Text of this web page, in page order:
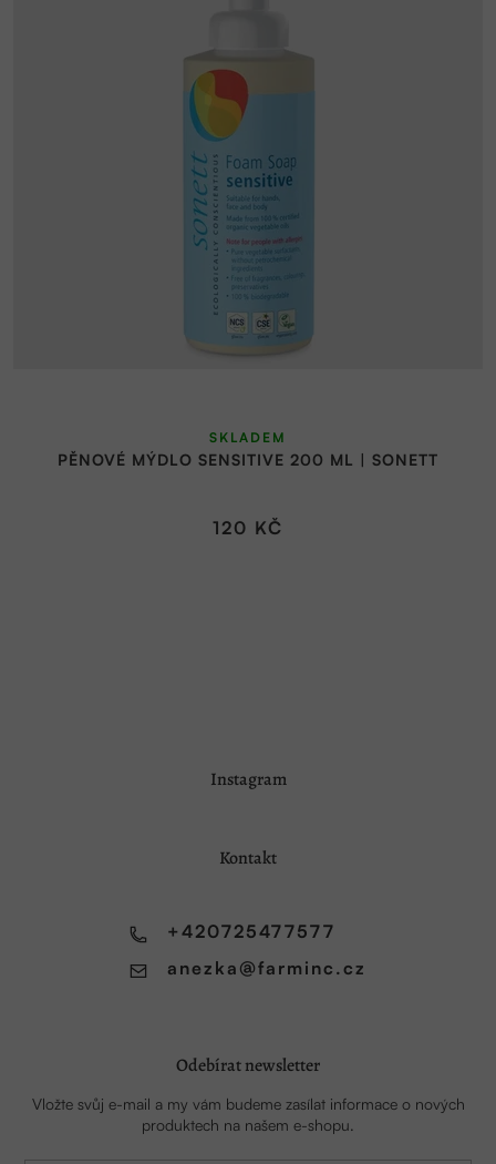
PĚNOVÉ MÝDLO SENSITIVE 200 ML | SONETT
SKLADEM
120 KČ
Instagram
Kontakt
anezka @farminc.cz
+420725477577
Odebírat newsletter
Vložte svůj e-mail a my vám budeme zasílat informace o nových
produktech na našem e-shopu.